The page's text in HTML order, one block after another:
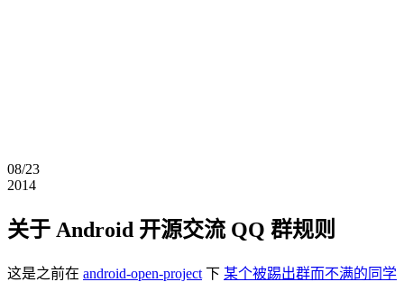
08/23
2014
关于 Android 开源交流 QQ 群规则
这是之前在 android-open-project 下 某个被踢出群而不满的同学